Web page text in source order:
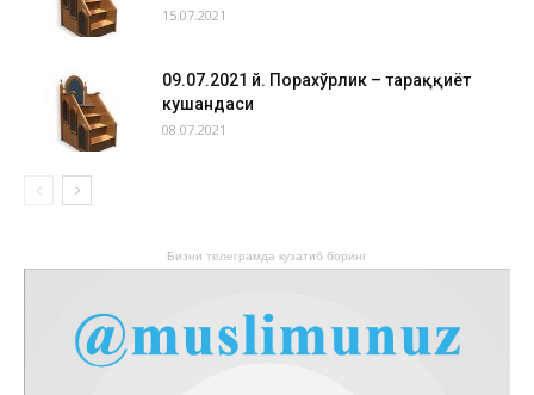
15.07.2021
09.07.2021 й. Порахўрлик – тараққиёт
кушандаси
08.07.2021
Бизни телеграмда кузатиб боринг